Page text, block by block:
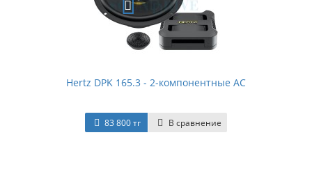
Hertz DPK 165.3 - 2-компонентные АС
83 800 тг В сравнение